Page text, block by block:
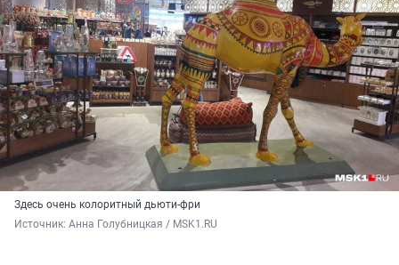
Здесь очень колоритный дьюти-фри
Источник: Анна Голубницкая / MSK1.RU